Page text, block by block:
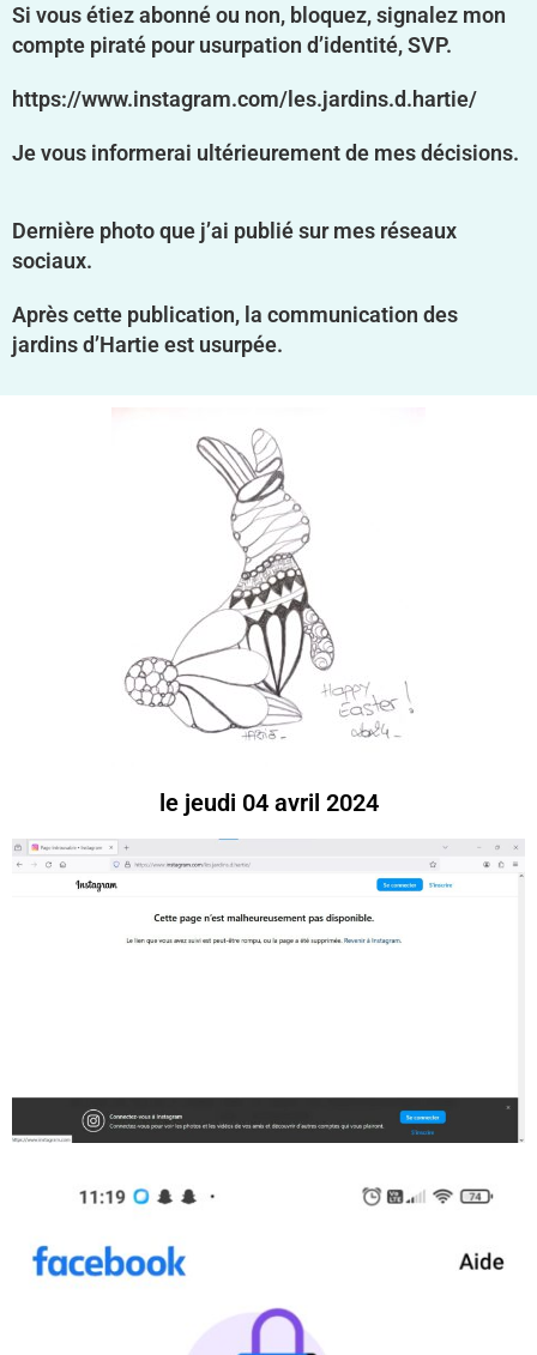
Si vous étiez abonné ou non, bloquez, signalez mon
compte piraté pour usurpation d’identité, SVP.
https://www.instagram.com/les.jardins.d.hartie/
Je vous informerai ultérieurement de mes décisions.
Dernière photo que j’ai publié sur mes réseaux
sociaux.
Après cette publication, la communication des
jardins d’Hartie est usurpée.
le jeudi 04 avril 2024